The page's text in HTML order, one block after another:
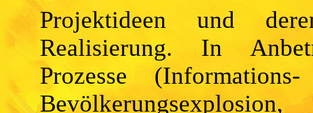
Projektideen und
Realisierung. In
Prozesse